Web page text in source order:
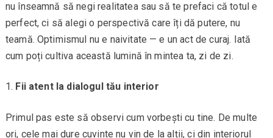
nu înseamnă să negi realitatea sau să te prefaci că totul e
perfect, ci să alegi o perspectivă care îți dă putere, nu
teamă. Optimismul nu e naivitate — e un act de curaj. Iată
cum poți cultiva această lumină în mintea ta, zi de zi.
Fii atent la dialogul tău interior
Primul pas este să observi cum vorbești cu tine. De multe
ori, cele mai dure cuvinte nu vin de la alții, ci din interiorul